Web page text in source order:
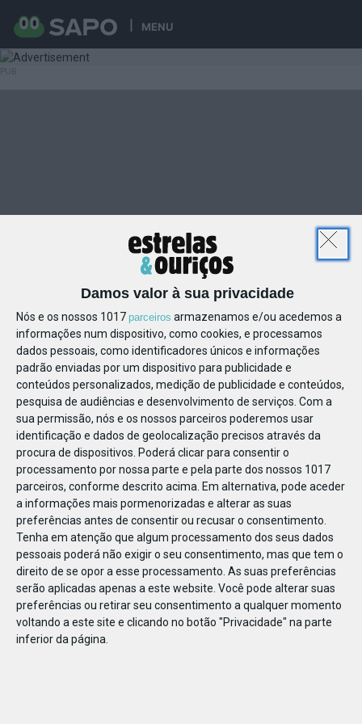
Damos valor à sua privacidade
Nós e os nossos 1017 parceiros armazenamos e/ou acedemos a
informações num dispositivo, como cookies, e processamos
dados pessoais, como identificadores únicos e informações
padrão enviadas por um dispositivo para publicidade e
conteúdos personalizados, medição de publicidade e conteúdos,
pesquisa de audiências e desenvolvimento de serviços. Com a
sua permissão, nós e os nossos parceiros poderemos usar
identificação e dados de geolocalização precisos através da
procura de dispositivos. Poderá clicar para consentir o
processamento por nossa parte e pela parte dos nossos 1017
parceiros, conforme descrito acima. Em alternativa, pode aceder
a informações mais pormenorizadas e alterar as suas
preferências antes de consentir ou recusar o consentimento.
Tenha em atenção que algum processamento dos seus dados
pessoais poderá não exigir o seu consentimento, mas que tem o
direito de se opor a esse processamento. As suas preferências
serão aplicadas apenas a este website. Você pode alterar suas
preferências ou retirar seu consentimento a qualquer momento
voltando a este site e clicando no botão "Privacidade" na parte
inferior da página.
MENU
851041338873350